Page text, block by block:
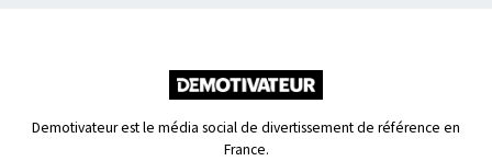
Demotivateur est le média social de divertissement de référence en
France.